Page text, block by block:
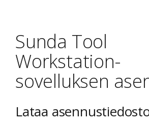
Sunda Tool
Workstation-
sovelluksen
Lataa